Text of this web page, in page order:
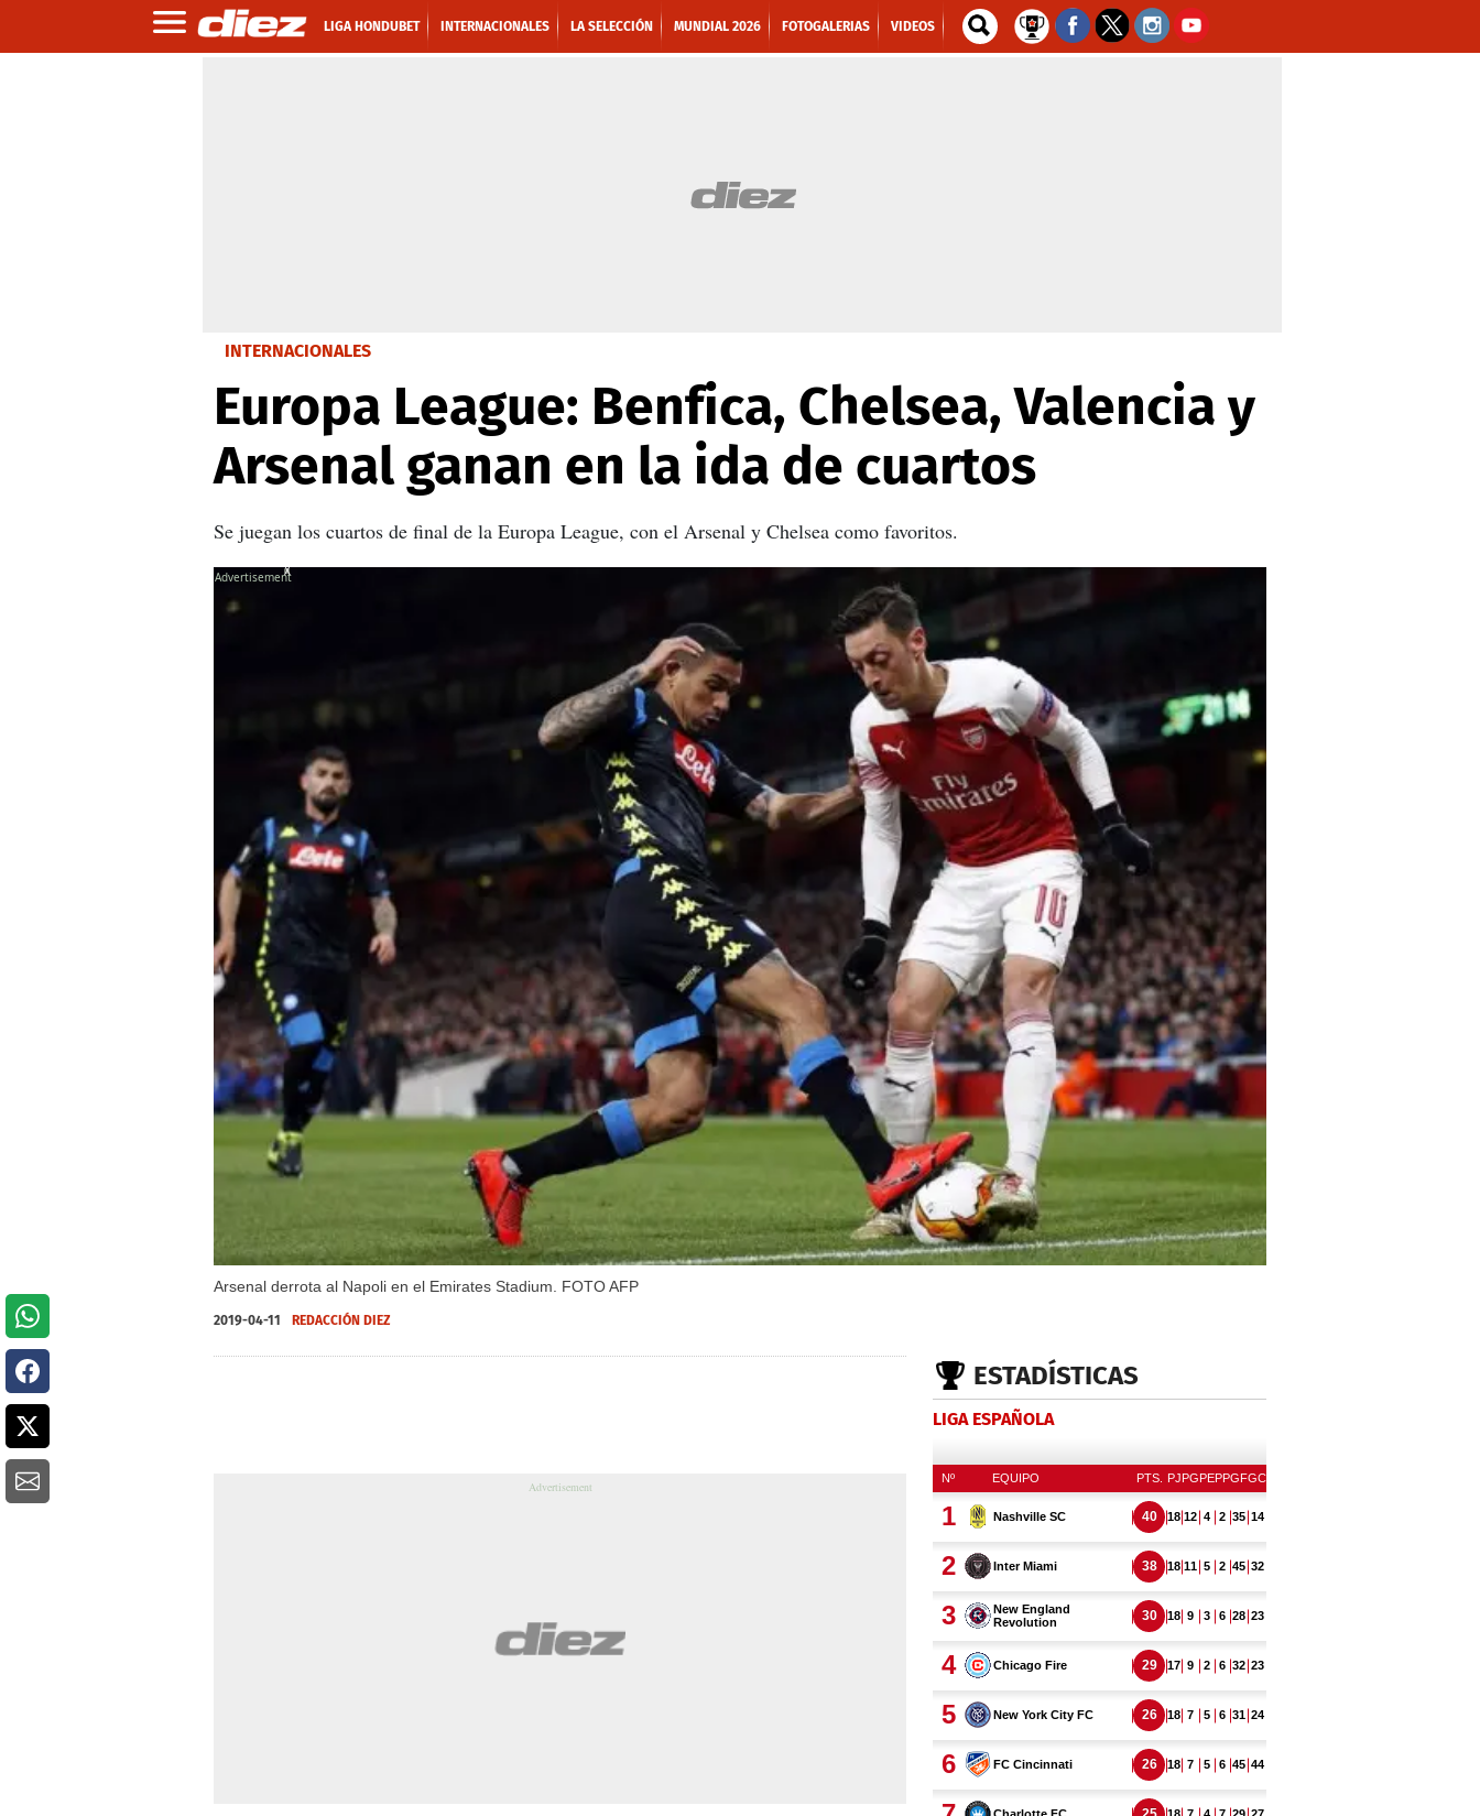
LIGA HONDUBET INTERNACIONALES LA SELECCIÓN MUNDIAL 2026 FOTOGALERIAS VIDEOS
INTERNACIONALES
Europa League: Benfica, Chelsea, Valencia y
Arsenal ganan en la ida de cuartos
Se juegan los cuartos de final de la Europa League, con el Arsenal y Chelsea como favoritos.
Arsenal derrota al Napoli en el Emirates Stadium. FOTO AFP
X
2019-04-11 REDACCIÓN DIEZ
ESTADÍSTICAS
LIGA ESPAÑOLA